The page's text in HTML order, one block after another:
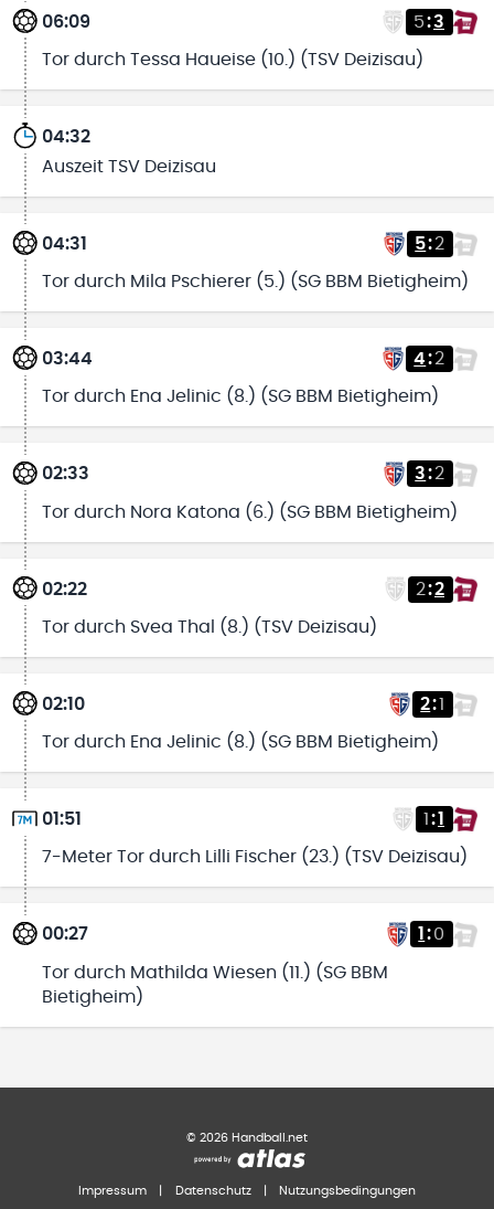
06:09 5:3
Tor durch Tessa Haueise (10.) (TSV Deizisau)
04:32
Auszeit TSV Deizisau
04:31 5:2
Tor durch Mila Pschierer (5.) (SG BBM Bietigheim)
03:44 4:2
Tor durch Ena Jelinic (8.) (SG BBM Bietigheim)
02:33 3:2
Tor durch Nora Katona (6.) (SG BBM Bietigheim)
02:22 2:2
Tor durch Svea Thal (8.) (TSV Deizisau)
02:10 2:1
Tor durch Ena Jelinic (8.) (SG BBM Bietigheim)
01:51 1 :1
7-Meter Tor durch Lilli Fischer (23.) (TSV Deizisau)
00:27 1 :0
Tor durch Mathilda Wiesen (11.) (SG BBM
Bietigheim)
© 2026 Handball.net
Impressum Datenschutz Nutzungsbedingungen